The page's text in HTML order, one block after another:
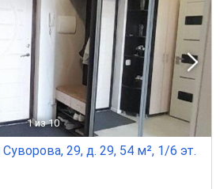
1 из 10
29, д. 29, 54 м², 1/6 эт.